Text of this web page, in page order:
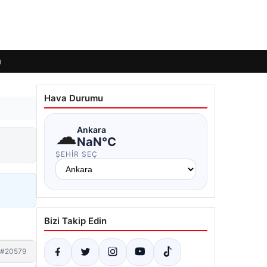
#20579
Hava Durumu
☁Ankara
NaN°C
ŞEHIR SEÇ
Bizi Takip Edin